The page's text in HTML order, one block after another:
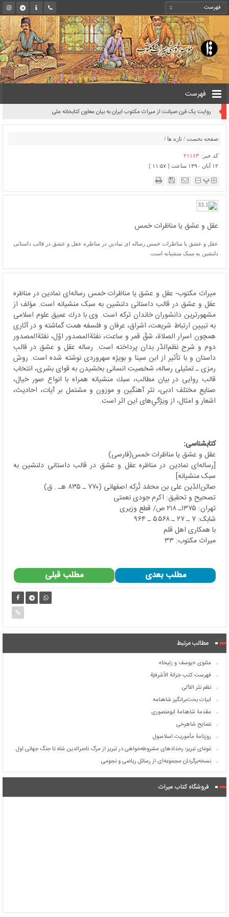
فهرست
روایت یک قرن صیانت از میراث مکتوب ایران به بیان معاون کتابخانه ملی
صفحه نخست / تازه ها /
کد خبر: ۲۱۱۶۳
۱۲ آبان ۱۳۹۰ ساعت [ ۱۱:۵۷ ]
پ
عقل و عشق یا مناظرات خمس
عقل و عشق یا مناظرات خمس رساله ای نمادين در مناظره عقل و عشق در قالب داستانی
دلنشين به سبک منشيانه است.
میراث مکتوب- عقل و عشق یا مناظرات خمس رسالهای نمادين در مناظره
عقل و عشق در قالب داستانی دلنشين به سبک منشيانه است. مؤلف از
مشهورترين دانشوران خاندان تركه است. وى با درك عميق علوم اسلامى
به تبيين ارتباط شريعت، اشراق، عرفان و فلسفه همت گماشته و در آثارى
همچون اسرار الصلاة، شقّ قمر و ساعت، نفثة­المصدور اوّل، نفثة­المصدور
دوم و شرح نظم‌الدّر بدان پرداخته است. رساله عقل و عشق در قالبِ
داستان و با تأثیر از ابن سينا و بويژه سهروردى نوشته شده است. روش
رمزى ـ تمثيلى رساله، شخصيت انسانى بخشيدن به قواى بشرى، انتخاب
قالب روايى در بيان مطالب، سبك منشيانه همراه با انواع صور خيال،
صنايع مختلف ادبى، نثر آهنگين و موزون و مشتمل بر آيات، احاديث،
اشعار و امثال، از ويژگي‌هاى اين اثر است.
کتابشناسی:
عقل و عشق یا مناظرات خمس(فارسی)
[رسالهای نمادين در مناظره عقل و عشق در قالب داستانی دلنشين به
سبک منشيانه]
صائن‌الدّين علی بن محمّد تُركه اصفهانی (۷۷۰ ـ ۸۳۵ هـ . ق)
تصحيح و تحقیق: اكرم جودی نعمتی
تهران: ۱۳۷۵ـ ۲۱۸ ص/ قطع وزيری
شابک: ۷ ـ ۲۷ ـ ۵۵۶۸ ـ ۹۶۴
با همکاری اهل قلم
میراث مکتوب: ۳۳
مطلب قبلی مطلب بعدی
مطالب مرتبط
مثنوی «یوسف و زلیخا»
فهرست کتب خِزانة الأشرفیّة
نظم نثر اللآلی
ابیات بحث‌برانگیز شاهنامه
مقدمۀ شاهنامۀ ابومنصوری
نصایح شاهرخی
روزنامۀ مأموریت اسلامبول
غوغای تبریز؛ رخدادهای مشروطه‌خواهی در تبریز از مرگ ناصرالدین شاه تا جنگ جهانی اول
نسخه‌برگردان مجموعه‌ای از رسائل ریاضی و نجومی
فروشگاه کتاب میراث